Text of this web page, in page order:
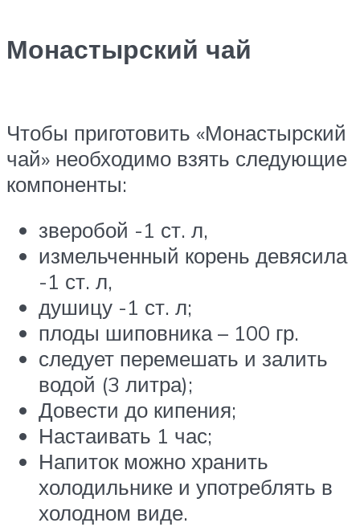
Монастырский чай
Чтобы приготовить «Монастырский
чай» необходимо взять следующие
компоненты:
зверобой -1 ст. л,
измельченный корень девясила
-1 ст. л,
душицу -1 ст. л;
плоды шиповника – 100 гр.
следует перемешать и залить
водой (3 литра);
Довести до кипения;
Настаивать 1 час;
Напиток можно хранить
холодильнике и употреблять в
холодном виде.